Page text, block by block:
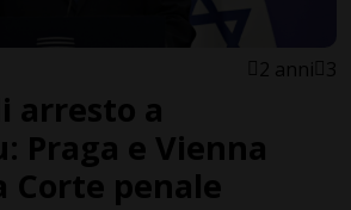
2 anni 3
arresto a
Praga e Vienna
Corte penale